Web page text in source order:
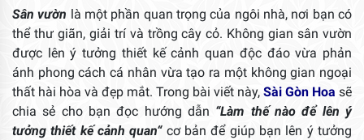
Sân vườn là một phần quan trọng của ngôi nhà, nơi bạn có
thể thư giãn, giải trí và trồng cây cỏ. Không gian sân vườn
được lên ý tưởng thiết kế cảnh quan độc đáo vừa phản
ánh phong cách cá nhân vừa tạo ra một không gian ngoại
thất hài hòa và đẹp mắt. Trong bài viết này, Sài Gòn Hoa sẽ
chia sẻ cho bạn đọc hướng dẫn “Làm thế nào để lên ý
tưởng thiết kế cảnh quan“cơ bản để giúp bạn lên ý tưởng